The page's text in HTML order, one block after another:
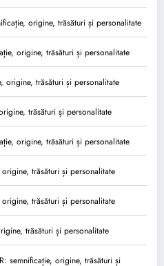
origine, trăsături și personalitate
origine, trăsături și personalitate
origine, trăsături și personalitate
trăsături și personalitate
origine, trăsături și personalitate
trăsături și personalitate
trăsături și personalitate
trăsături și personalitate
semnificație, origine, trăsături și